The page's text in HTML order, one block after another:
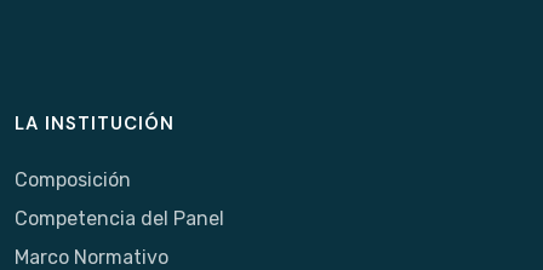
LA INSTITUCIÓN
Composición
Competencia del Panel
Marco Normativo